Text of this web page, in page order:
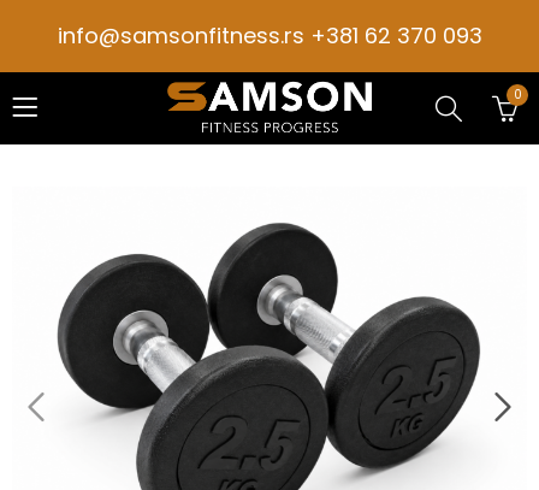
info@samsonfitness.rs +381 62 370 093
0